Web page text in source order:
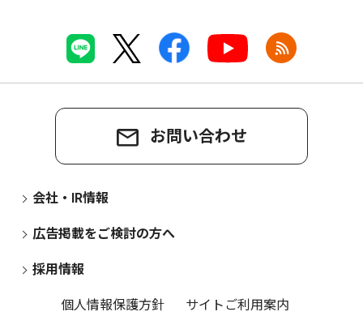
お問い合わせ
会社・IR情報
広告掲載をご検討の方へ
採用情報
個人情報保護方針
サイトご利用案内